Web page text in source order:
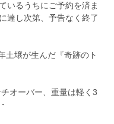
いるうちにご予約を済ま
達し次第、予告なく終了
土壌が生んだ『奇跡のト
オーバー、重量は軽く3